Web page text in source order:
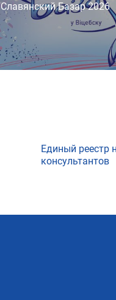
Славянский Базар 2026
Единый реестр
консультантов